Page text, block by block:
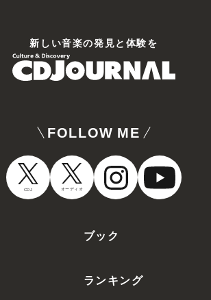
新しい⾳楽の発⾒と体験を
FOLLOW ME
CDJ オーディオ
ブック
ランキング